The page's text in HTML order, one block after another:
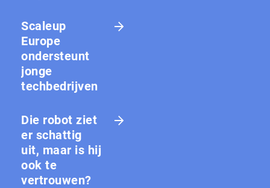
Scaleup
Europe
ondersteunt
jonge
techbedrijven
Die robot ziet
er schattig
uit, maar is hij
ook te
vertrouwen?